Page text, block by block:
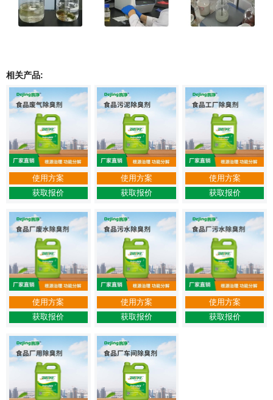
相关产品:
使用方案
获取报价
使用方案
获取报价
使用方案
获取报价
使用方案
获取报价
使用方案
获取报价
使用方案
获取报价